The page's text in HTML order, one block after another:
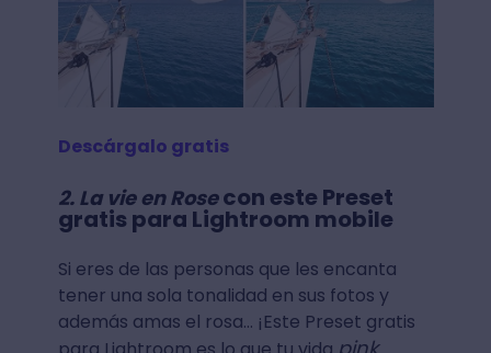
Descárgalo gratis
2. La vie en Rosecon este Preset
gratis para Lightroom mobile
Si eres de las personas que les encanta
tener una sola tonalidad en sus fotos y
además amas el rosa… ¡Este Preset gratis